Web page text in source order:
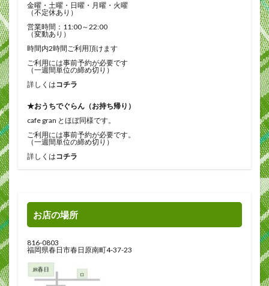
金曜・土曜・日曜・月曜・火曜
（不定休あり）
営業時間：11:00～22:00
（変動あり）
時間内2時間ご利用頂けます
ご利用には事前予約が必要です
（一週間単位の締め切り）
詳しくはコチラ
★おうちでぐらん（お持ち帰り）
cafe gran とほぼ同様です。
ご利用には事前予約が必要です。
（一週間単位の締め切り）
詳しくはコチラ
お店の場所
816-0803
福岡県春日市春日原南町4-37-23